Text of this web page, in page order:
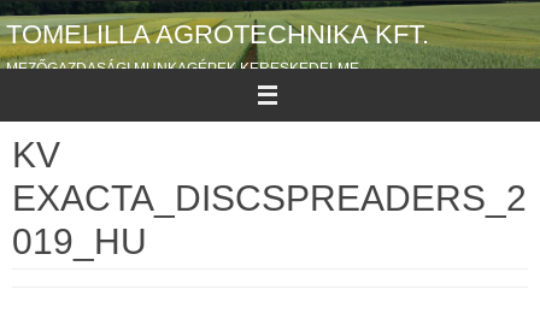
Megszakítás
TOMELILLA AGROTECHNIKA KFT.
MEZŐGAZDASÁGI MUNKAGÉPEK KERESKEDELME
KV
EXACTA_DISCSPREADERS_2
019_HU